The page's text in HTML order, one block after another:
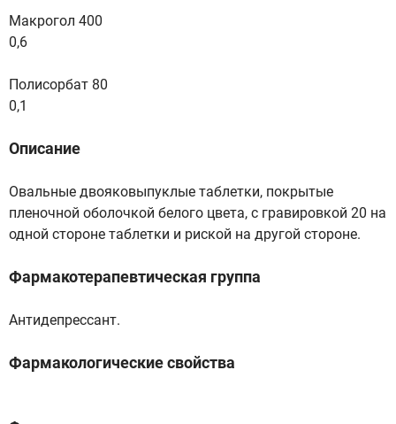
Макрогол 400
0,6
Полисорбат 80
0,1
Описание
Овальные двояковыпуклые таблетки, покрытые
пленочной оболочкой белого цвета, с гравировкой 20 на
одной стороне таблетки и риской на другой стороне.
Фармакотерапевтическая группа
Антидепрессант.
Фармакологические свойства